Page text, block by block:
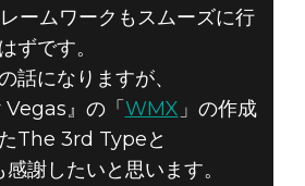
ームワークもスムーズに行
ずです。
話になりますが、
Vegas』の「WMX 」の作成
The 3rd Typeと
謝したいと思います。